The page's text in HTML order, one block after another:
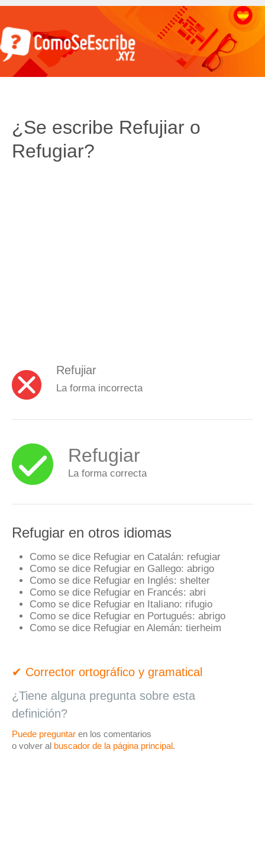
¿Se escribe Refujiar o
Refugiar?
Refujiar
La forma incorrecta
Refugiar
La forma correcta
Refugiar en otros idiomas
Como se dice Refugiar en Catalán: refugiar
Como se dice Refugiar en Gallego: abrigo
Como se dice Refugiar en Inglés: shelter
Como se dice Refugiar en Francés: abri
Como se dice Refugiar en Italiano: rifugio
Como se dice Refugiar en Portugués: abrigo
Como se dice Refugiar en Alemán: tierheim
✔ Corrector ortográfico y gramatical
¿Tiene alguna pregunta sobre esta
definición?
Puede preguntar en los comentarios
o volver al buscador de la página principal.